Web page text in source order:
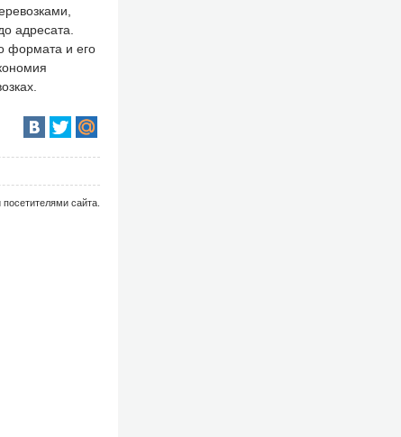
адресата.
формата и его
сайта.